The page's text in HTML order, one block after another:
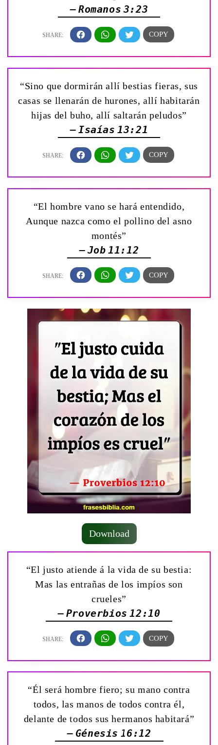
— Romanos 3:23
“Sino que dormirán allí bestias fieras, sus
casas se llenarán de hurones, allí habitarán
hijas del buho, allí saltarán peludos”
— Isaías 13:21
“El hombre vano se hará entendido,
Aunque nazca como el pollino del asno
montés”
— Job 11:12
Download
“El justo atiende á la vida de su bestia:
Mas las entrañas de los impíos son
crueles”
— Proverbios 12:10
“Él será hombre fiero; su mano contra
todos, las manos de todos contra él,
delante de todos sus hermanos habitará”
— Génesis 16:12